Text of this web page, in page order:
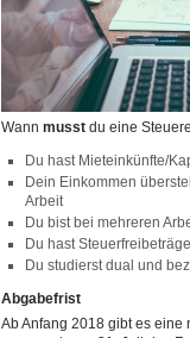
Wann musst du eine
Du hast Mieteinkünfte/
Dein Einkommen
Arbeit
Du bist bei mehreren
Du hast
Du studierst dual und
Abgabefrist
Ab Anfang 2018 gibt es eine